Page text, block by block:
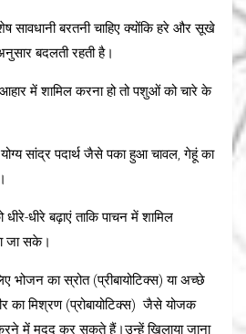
सावधानी बरतनी चाहिए क्योंकि हरे और सूखे
बदलती रहती है।
में शामिल करना हो तो पशुओं को चारे के
सांद्र पदार्थ जैसे पका हुआ चावल, गेहूं का
धीरे बढ़ाएं ताकि पाचन में शामिल
जा सके।
का स्रोत (प्रीबायोटिक्स) या अच्छे
का मिश्रण (प्रोबायोटिक्स) जैसे योजक
में मदद कर सकते हैं।उन्हें खिलाया जाना